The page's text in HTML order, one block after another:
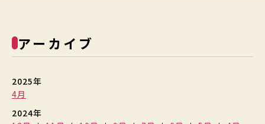
アーカイブ
2025年
4月
2024年